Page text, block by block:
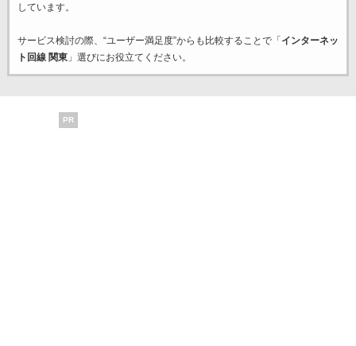
しています。
サービス検討の際、“ユーザー満足度”からも比較することで「 インターネッ
ト回線 関東」選びにお役立てください。
PR